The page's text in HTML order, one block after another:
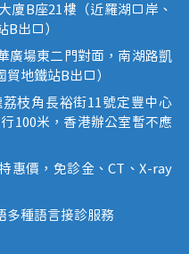
廈B座21樓（近羅湖口岸、
B出口）
廣場東二門對面，南湖路凱
地鐵站B出口）
枝角長裕街11號定豐中心
100米，香港辦公室暫不應
惠價，免診金、CT、X-ray
多種語言接診服務